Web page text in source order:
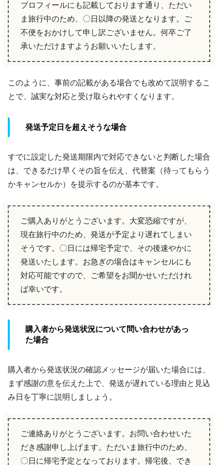
プロフィールにも記載しております通り、ただい
ま旅行中のため、〇日以降の発送となります。ご
不便をおかけして申し訳ございません。何卒ご了
承いただけますようお願いいたします。
このように、事前の記載がある場合でも改めて説明するこ
とで、誠実な対応と受け取られやすくなります。
発送予定日を超えそうな場合
すでに設定した発送期限内で対応できないと判断した場合
は、できるだけ早くその旨を伝え、代替案（待ってもらう
かキャンセルか）を提示するのが基本です。
ご購入ありがとうございます。大変恐縮ですが、
現在旅行中のため、発送が予定より遅れてしまい
そうです。〇日には帰宅予定で、その後速やかに
発送いたします。お急ぎの場合はキャンセルにも
対応可能ですので、ご希望をお聞かせいただけれ
ば幸いです。
購入者から発送状況について問い合わせがあっ
た場合
購入者から発送状況の確認メッセージが届いた場合には、
まず感謝の意を伝えた上で、発送が遅れている理由と見込
み日を丁寧に説明しましょう。
ご連絡ありがとうございます。お問い合わせいた
だき感謝申し上げます。ただいま旅行中のため、
〇日に帰宅予定となっております。帰宅後、でき